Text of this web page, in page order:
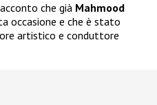
che già Mahmood
occasione e che è stato
artistico e conduttore